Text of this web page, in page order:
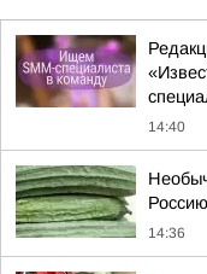
14:40
14:36